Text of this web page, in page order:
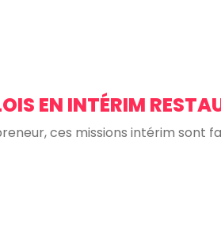
EN INTÉRIM
ces missions intérim sont